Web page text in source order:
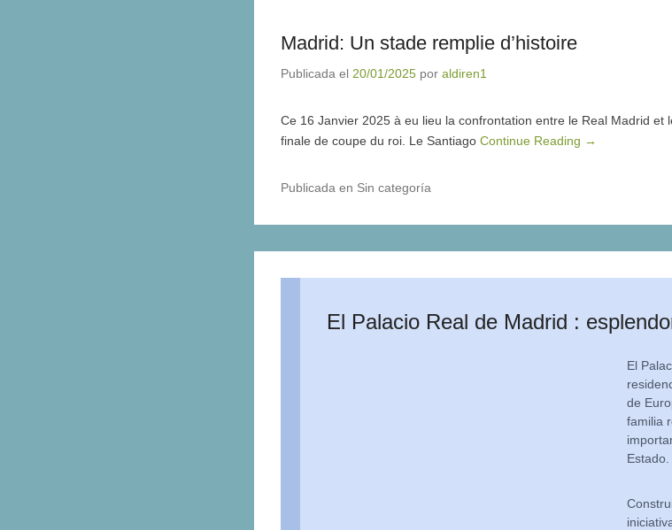
Madrid: Un stade remplie d’histoire
Publicada el 20/01/2025 por aldiren1
Ce 16 Janvier 2025 à eu lieu la confrontation entre le Real Madrid et
finale de coupe du roi. Le Santiago Continue Reading →
Publicada en Sin categoría
El Palacio Real de Madrid :
El
de
familia
Estado.